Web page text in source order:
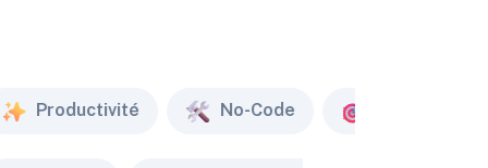
Productivité No-Code